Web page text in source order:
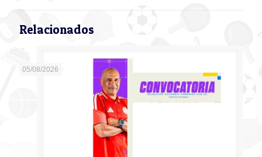
Relacionados
05/08/2026